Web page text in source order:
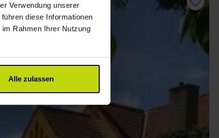
Verwendung unserer
diese Informationen
Rahmen Ihrer Nutzung
Alle zulassen